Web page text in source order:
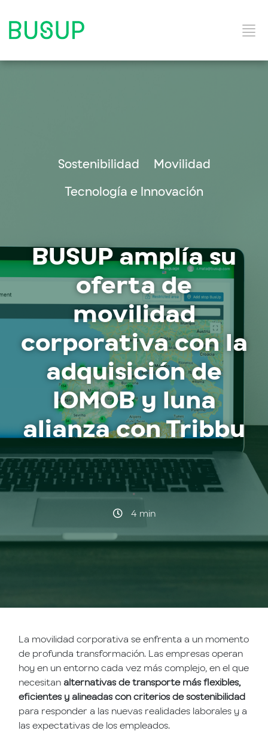
Solución y Servicios
Sostenibilidad
Movilidad
Tecnología e Innovación
BUSUP amplía su
oferta de
movilidad
corporativa con la
adquisición de
IOMOB y luna
alianza con Tribbu
·
4 min
La movilidad corporativa se enfrenta a un momento
de profunda transformación. Las empresas operan
hoy en un entorno cada vez más complejo, en el que
necesitan alternativas de transporte más flexibles,
eficientes y alineadas con criterios de sostenibilidad
para responder a las nuevas realidades laborales y a
las expectativas de los empleados.